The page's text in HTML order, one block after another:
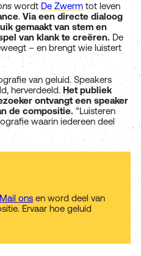
wordt De Zwermtot leven
.Via een directe dialoog
gemaakt van stem en
van klank te creëren. De
– en brengt wie luistert
van geluid. Speakers
herverdeeld.Het publiek
ontvangt een speaker
de compositie. “Luisteren
waarin iedereen deel
Mail ons en word deel van
Ervaar hoe geluid